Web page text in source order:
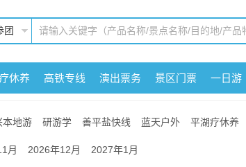
团
休养 高铁专线 演出票务 景区门票 一日游
本地游 研游学 善平盐快线 蓝天户外 平湖疗休养
月 2026年12月 2027年1月